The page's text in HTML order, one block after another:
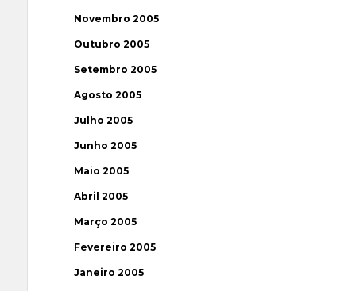
Novembro 2005
Outubro 2005
Setembro 2005
Agosto 2005
Julho 2005
Junho 2005
Maio 2005
Abril 2005
Março 2005
Fevereiro 2005
Janeiro 2005